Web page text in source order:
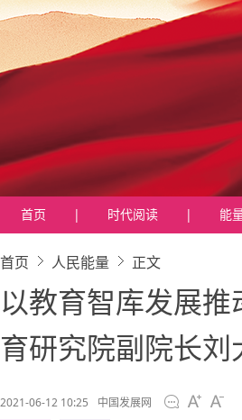
首页 | 时代阅读 | 能
首页 人民能量 正文
以教育智库发展
育研究院副院长刘
2021-06-12 10:25
中国发展网